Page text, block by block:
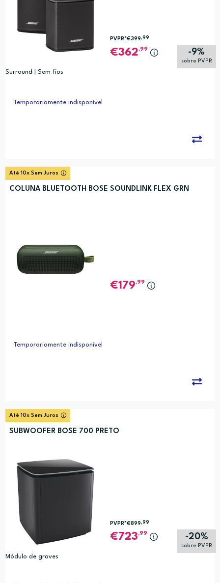
Surround | Sem fios
-9%
sobre PVPR
PVPR*€399,99
362,99
Temporariamente indisponível
Até 10x Sem Juros
COLUNA BLUETOOTH BOSE SOUNDLINK FLEX GRN
179,99
Temporariamente indisponível
Até 10x Sem Juros
SUBWOOFER BOSE 700 PRETO
Módulo de graves
-20%
sobre PVPR
PVPR*€899 ,99
723,99